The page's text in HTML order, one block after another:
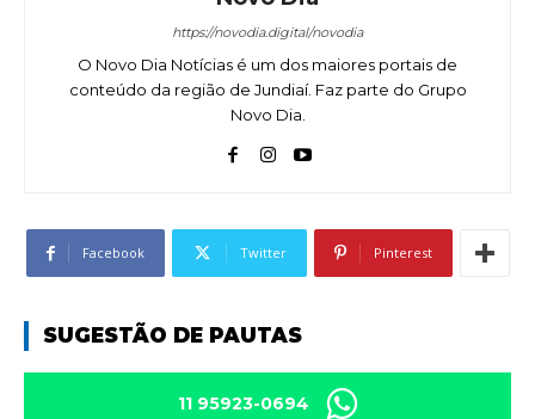
https://novodia.digital/novodia
O Novo Dia Notícias é um dos maiores portais de
conteúdo da região de Jundiaí. Faz parte do Grupo
Novo Dia.
Facebook Twitter Pinterest
SUGESTÃO DE PAUTAS
11 95923-0694